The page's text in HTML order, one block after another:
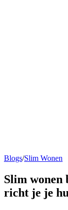
Blogs/Slim Wonen
Slim wonen
richt je je